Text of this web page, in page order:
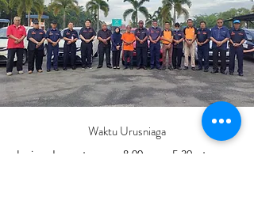
Waktu Urusniaga
Isnin - Jumaat
8:00 pg – 5:30 ptg